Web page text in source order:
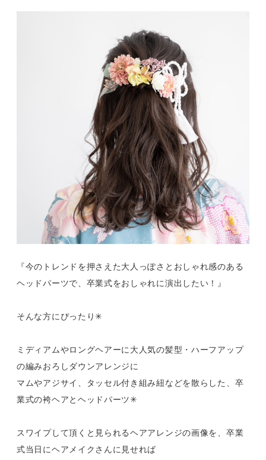
『今のトレンドを押さえた大人っぽさとおしゃれ感のある
ヘッドパーツで、卒業式をおしゃれに演出したい！』
そんな方にぴったり✳︎
ミディアムやロングヘアーに大人気の髪型・ハーフアップ
の編みおろしダウンアレンジに
マムやアジサイ、タッセル付き組み紐などを散らした、卒
業式の袴ヘアとヘッドパーツ✳︎
スワイプして頂くと見られるヘアアレンジの画像を、卒業
式当日にヘアメイクさんに見せれば